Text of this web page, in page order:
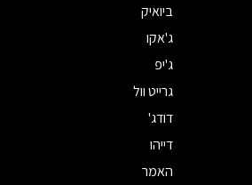
ביואיק
ג'אקו
ג'יפ
גרייט וול
דודג'
דייהו
האמר